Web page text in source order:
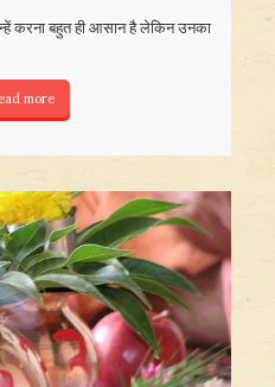
करना बहुत ही आसान है लेकिन उनका
more